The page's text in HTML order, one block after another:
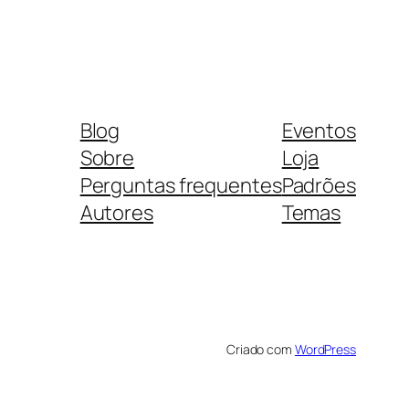
Blog
Sobre
Perguntas frequentes
Autores
Eventos
Loja
Padrões
Temas
Criado com WordPress